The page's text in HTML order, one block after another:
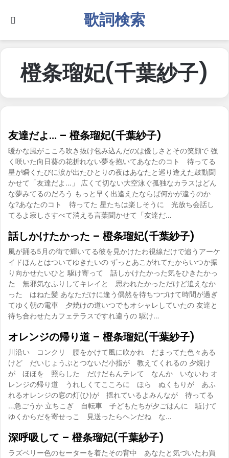
歌詞検索
橙条瑠妃(千葉紗子)
友達だよ… – 橙条瑠妃(千葉紗子)
暖かな風がこころ吹き抜け包み込んだのは優しさとその笑顔で 強
く咲いた向日葵の花折れない夢を抱いてあなたのコト 待ってる
星が瞬くたびに涙が出たひとりの夜はあなたと巡り逢えた鼓動聞
かせて「友達だよ…」 広くて切ない大空泳ぐ孤独なカラスはどん
な夢みてるのだろう もっと早く出逢えたならば何かが違うのか
な?あなたのコト 待ってた 星たちは楽しそうに 光放ち会話し
てるよ寂しさすべて消える言葉聞かせて「友達だ…
話しかけたかった – 橙条瑠妃(千葉紗子)
風が踊る5月の街で輝いてる彼を見かけたわ視線だけで追うアーケ
イドほんとはついてゆきたいの ずっとあこがれてたからいつか振
り向かせたいひと 駆け寄って 話しかけたかった気をひきたかっ
た 無邪気なふりしてキレイと 思われたかっただけど追えなか
った はねた髪 あなただけに逢う偶然を待ちつづけて時間が過ぎ
てゆく朝の電車 夕焼けの道いつでもオシャレしていたの 友達と
待ち合わせたカフェテラスですれ違うの 駆け…
オレンジの帰り道 – 橙条瑠妃(千葉紗子)
川沿い コンクリ 腰をかけて風に吹かれ だまってた色々ある
けど だいじょうぶとつないだ小指が 教えてくれるの 夕焼け
が ほほを 照らした だけだもんテレて なんか いないわ オ
レンジの帰り道 うれしくてこころに ほら ぬくもりが あふ
れるオレンジの窓の灯(ひ)が 揺れているよみんなが 待ってる
…急ごうか 立ちこぎ 自転車 子どもたちが夕ごはんに 駈けて
ゆくからだを寄せっこ 見送ったらヘンだね な…
深呼吸して – 橙条瑠妃(千葉紗子)
ラズベリー色のセーターを着たその背中 あなたと気づいたわ買